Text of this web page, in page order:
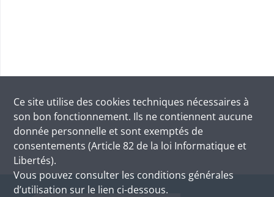
Ce site utilise des cookies techniques nécessaires à
son bon fonctionnement. Ils ne contiennent aucune
donnée personnelle et sont exemptés de
consentements (Article 82 de la loi Informatique et
Libertés).
Vous pouvez consulter les conditions générales
d’utilisation sur le lien ci-dessous.